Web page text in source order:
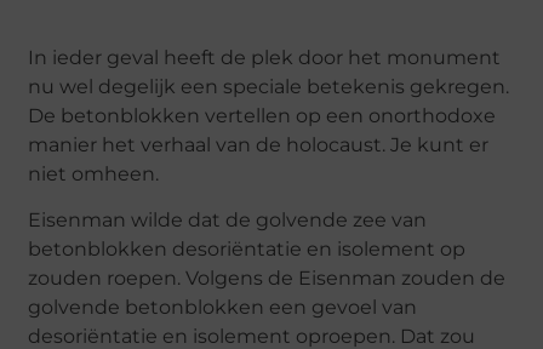
In ieder geval heeft de plek door het monument
nu wel degelijk een speciale betekenis gekregen.
De betonblokken vertellen op een onorthodoxe
manier het verhaal van de holocaust. Je kunt er
niet omheen.
Eisenman wilde dat de golvende zee van
betonblokken desoriëntatie en isolement op
zouden roepen. Volgens de Eisenman zouden de
golvende betonblokken een gevoel van
desoriëntatie en isolement oproepen. Dat zou